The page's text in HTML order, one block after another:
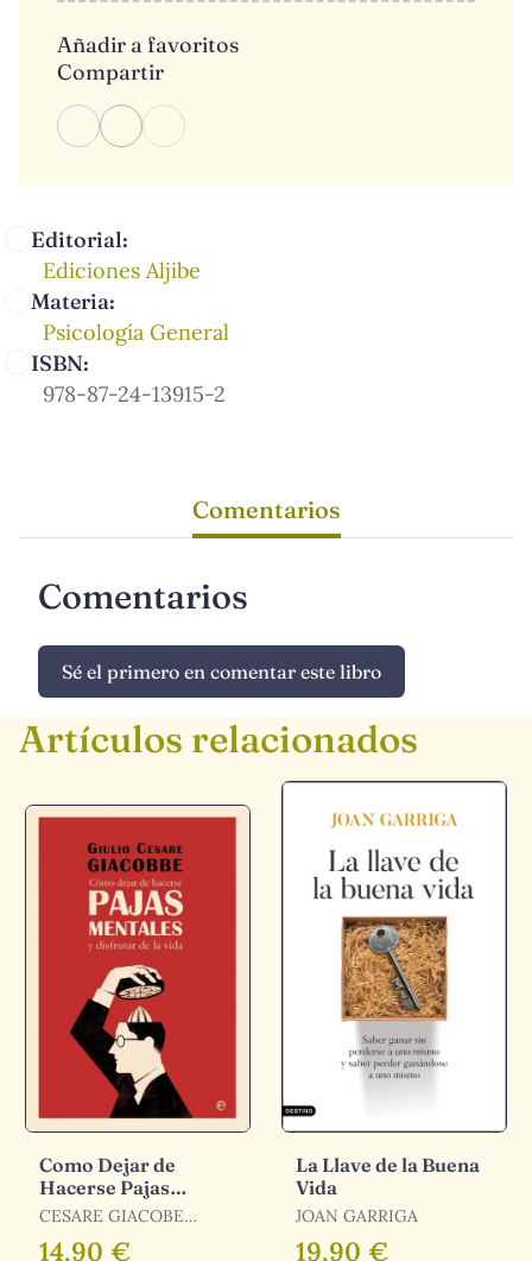
Editorial:
Ediciones Aljibe
Materia:
Psicología General
ISBN:
978-87-24-13915-2
Añadir a favoritos
Compartir
Comentarios
Comentarios
Sé el primero en comentar este libro
Artículos relacionados
Como Dejar de
Hacerse Pajas
Mentales
CESARE GIACOBE
GIULIO
14,90 €
La Llave de la Buena
Vida
JOAN GARRIGA
19,90 €